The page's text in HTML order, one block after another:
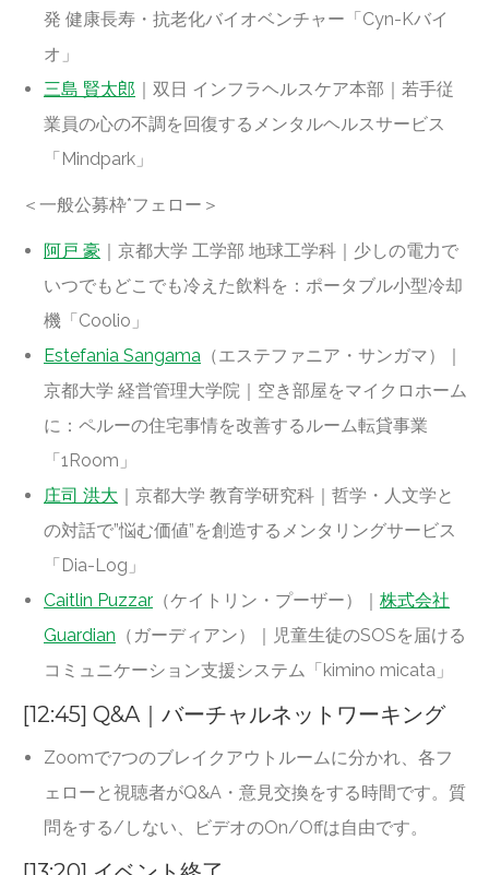
発 健康長寿・抗老化バイオベンチャー「Cyn-Kバイ
オ」
三島 賢太郎 ｜双日 インフラヘルスケア本部｜若手従
業員の心の不調を回復するメンタルヘルスサービス
「Mindpark」
＜一般公募枠*フェロー＞
阿戸 豪 ｜京都大学 工学部 地球工学科｜少しの電力で
いつでもどこでも冷えた飲料を：ポータブル小型冷却
機「Coolio」
Estefania Sangama （エステファニア・サンガマ）｜
京都大学 経営管理大学院｜空き部屋をマイクロホーム
に：ペルーの住宅事情を改善するルーム転貸事業
「1Room」
庄司 洪大 ｜京都大学 教育学研究科｜哲学・人文学と
の対話で”悩む価値”を創造するメンタリングサービス
「Dia-Log」
Caitlin Puzzar （ケイトリン・プーザー）｜ 株式会社
Guardian （ガーディアン）｜児童生徒のSOSを届ける
コミュニケーション支援システム「kimino micata」
[12:45] Q&A｜バーチャルネットワーキング
Zoomで7つのブレイクアウトルームに分かれ、各フ
ェローと視聴者がQ&A・意見交換をする時間です。質
問をする/しない、ビデオのOn/Offは自由です。